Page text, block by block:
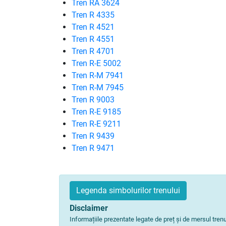
Tren RA 3624
Tren R 4335
Tren R 4521
Tren R 4551
Tren R 4701
Tren R-E 5002
Tren R-M 7941
Tren R-M 7945
Tren R 9003
Tren R-E 9185
Tren R-E 9211
Tren R 9439
Tren R 9471
Legenda simbolurilor trenului
Disclaimer
Informațiile prezentate legate de preț și de mersul